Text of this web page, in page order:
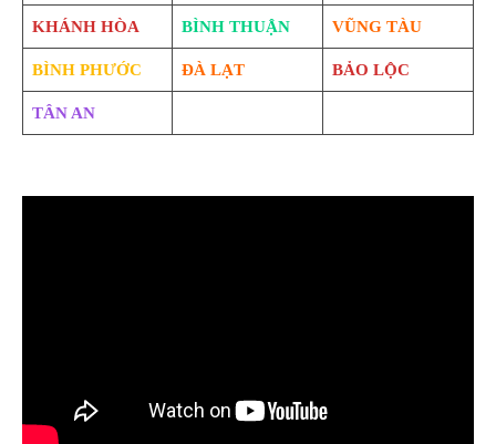
KHÁNH HÒA BÌNH THUẬN VŨNG TÀU
BÌNH PHƯỚC ĐÀ LẠT BẢO LỘC
TÂN AN